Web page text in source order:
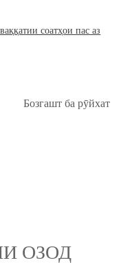
соатҳои пас аз
Бозгашт ба рӯйхат
ОЗОД